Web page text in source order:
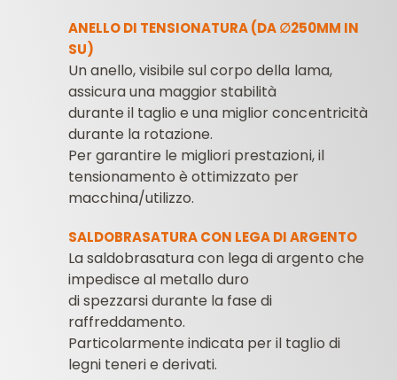
ANELLO DI TENSIONATURA (DA ∅250MM IN
SU)
Un anello, visibile sul corpo della lama,
assicura una maggior stabilità
durante il taglio e una miglior concentricità
durante la rotazione.
Per garantire le migliori prestazioni, il
tensionamento è ottimizzato per
macchina/utilizzo.
SALDOBRASATURA CON LEGA DI ARGENTO
La saldobrasatura con lega di argento che
impedisce al metallo duro
di spezzarsi durante la fase di
raffreddamento.
Particolarmente indicata per il taglio di
legni teneri e derivati.